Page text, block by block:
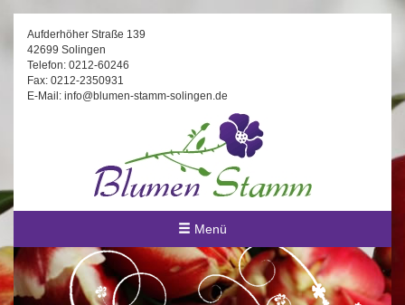
Aufderhöher Straße 139
42699 Solingen
Telefon: 0212-60246
Fax: 0212-2350931
E-Mail: info@blumen-stamm-solingen.de
Menü